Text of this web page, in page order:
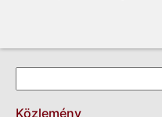
Keresés űrlap
Közlemény